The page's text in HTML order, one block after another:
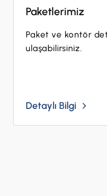
Paketlerimiz
Paket ve kontör
ulaşabilirsiniz.
Detaylı Bilgi